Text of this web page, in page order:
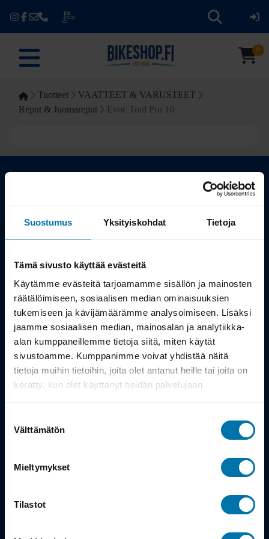
Suostumus Yksityiskohdat Tietoja
Tämä sivusto käyttää evästeitä
Käytämme evästeitä tarjoamamme sisällön ja mainosten
räätälöimiseen, sosiaalisen median ominaisuuksien
tukemiseen ja kävijämäärämme analysoimiseen. Lisäksi
jaamme sosiaalisen median, mainosalan ja analytiikka-
alan kumppaneillemme tietoja siitä, miten käytät
sivustoamme. Kumppanimme voivat yhdistää näitä
tietoja muihin tietoihin, joita olet antanut heille tai joita on
kerätty, kun olet käyttänyt heidän palvelujaan.
valinta
Välttämätön
Mieltymykset
Tilastot
0
Tuotteet
VAATTEET & VARUSTEET
Reput & Juomareput
Evoc Trail Pro 10
Kauppa
Työsuhdepyörä
Info
Toimitus
Takuu ja palautukset